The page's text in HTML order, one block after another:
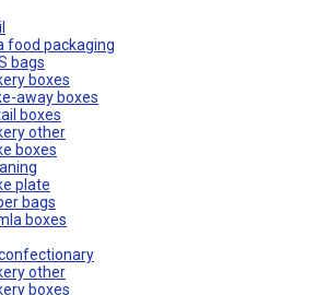
food packaging
bags
boxes
away boxes
boxes
other
boxes
plate
bags
boxes
other
boxes